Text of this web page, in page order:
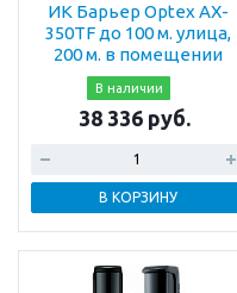
ИК Барьер Optex AX-
350TF до 100 м. улица,
200 м. в помещении
В наличии
38 336 руб.
В КОРЗИНУ